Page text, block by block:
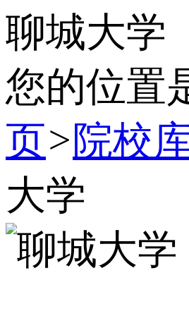
聊城大学
您的位置
页>院校
大学